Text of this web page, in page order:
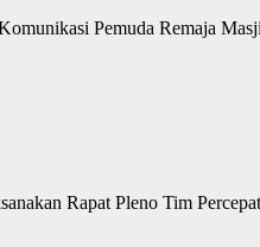
Pemuda Remaja
Rapat Pleno Tim